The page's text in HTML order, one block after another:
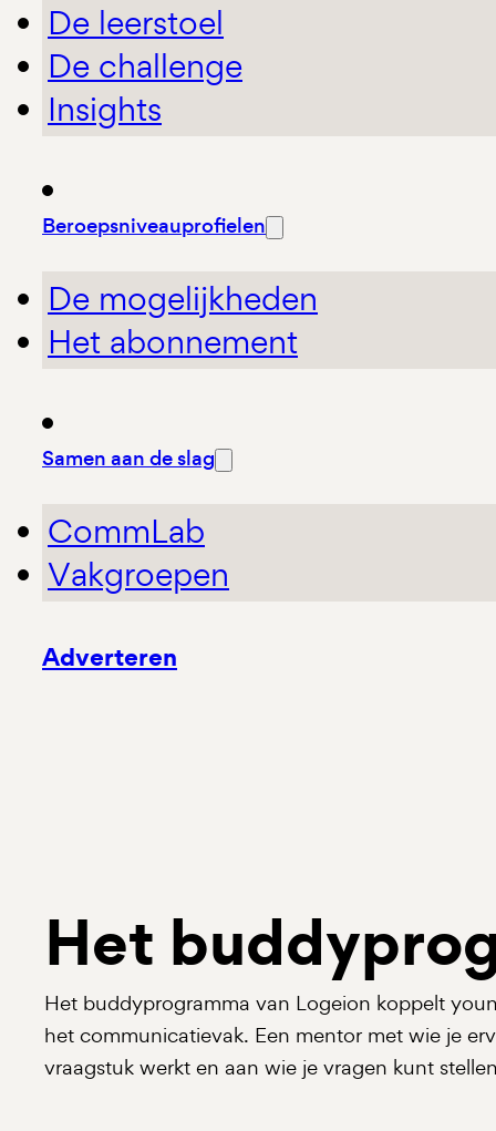
De leerstoel
De challenge
Insights
Beroepsniveauprofielen
De mogelijkheden
Het abonnement
Samen aan de slag
CommLab
Vakgroepen
Adverteren
Het
Het buddyprogramma van Logeion koppelt
het communicatievak. Een mentor met wie je
vraagstuk werkt en aan wie je vragen kunt